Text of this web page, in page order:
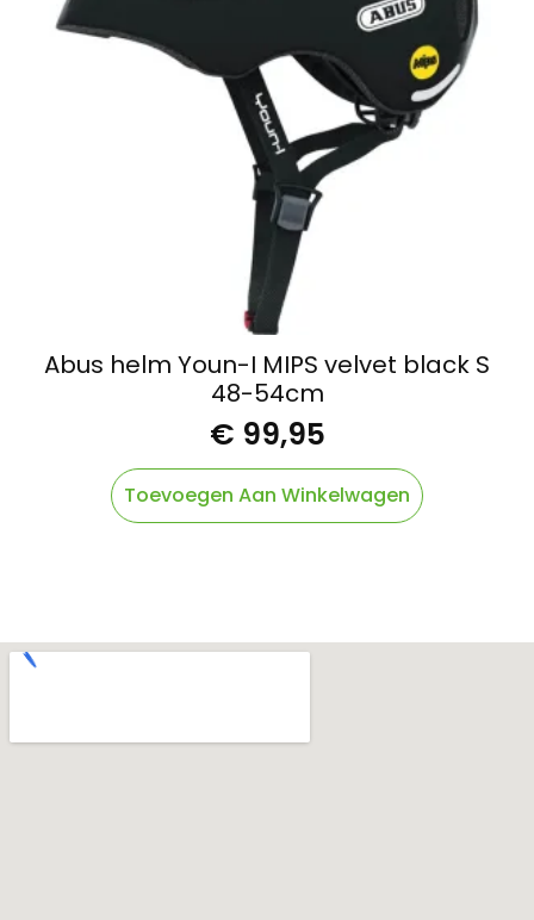
Abus helm Youn-I MIPS velvet black S
48-54cm
€ 99,95
Toevoegen Aan Winkelwagen